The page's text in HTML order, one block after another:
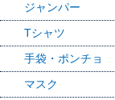
ジャンパー
Tシャツ
手袋・ポンチョ
マスク